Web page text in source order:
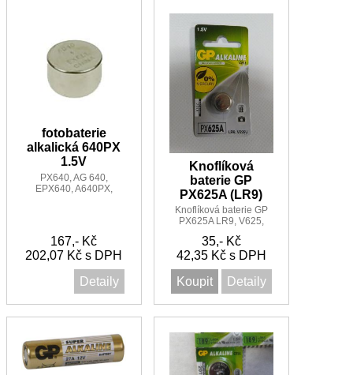
fotobaterie
alkalická 640PX
1.5V
PX640, AG 640,
EPX640, A640PX,
PC640A, LR52
167,- Kč
202,07 Kč s DPH
Detaily
Knoflíková
baterie GP
PX625A (LR9)
Knoflíková baterie GP
PX625A LR9, V625,
35,- Kč
42,35 Kč s DPH
Koupit
Detaily